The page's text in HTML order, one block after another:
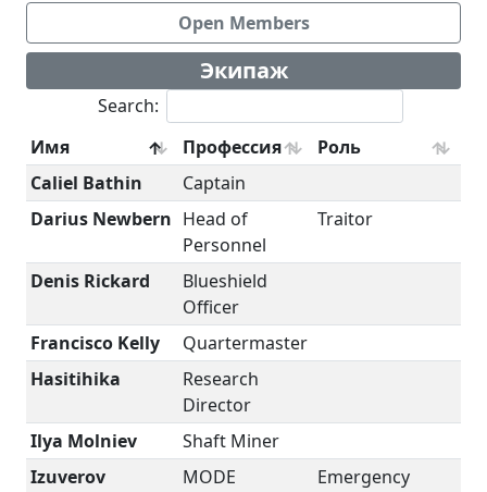
Open Members
Экипаж
Search:
Имя
Профессия
Роль
Caliel Bathin
Captain
Darius Newbern Head of
Personnel
Traitor
Denis Rickard
Blueshield
Officer
Francisco Kelly
Quartermaster
Hasitihika
Research
Director
Ilya Molniev
Shaft Miner
Izuverov
MODE
Emergency